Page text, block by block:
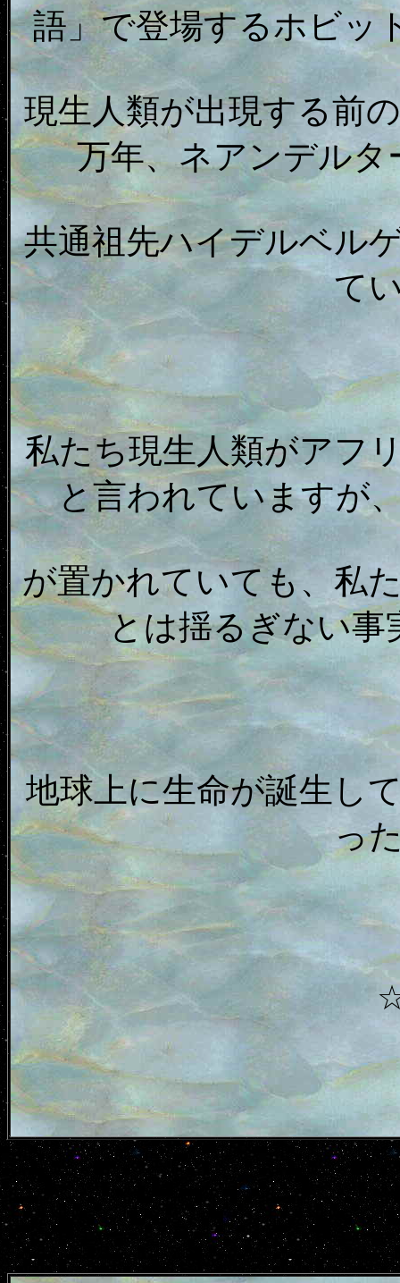
語」で登場するホビッ
現生人類が出現する前の
万年、ネアンデル
共通祖先ハイデルベル
て
私たち現生人類がアフ
と言われていますが
が置かれていても、私
とは揺るぎない事
地球上に生命が誕生し
っ